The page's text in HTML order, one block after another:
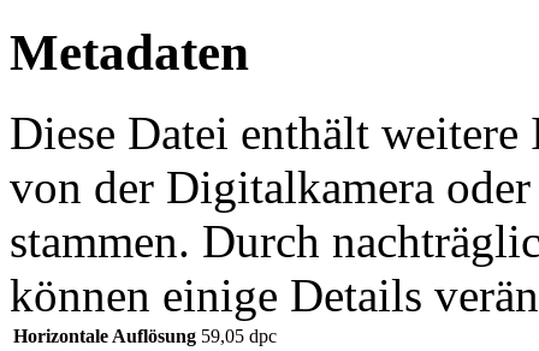
Metadaten
Diese Datei enthält
von der Digitalkamera
stammen. Durch
können einige Details
Horizontale Auflösung 59,05 dpc